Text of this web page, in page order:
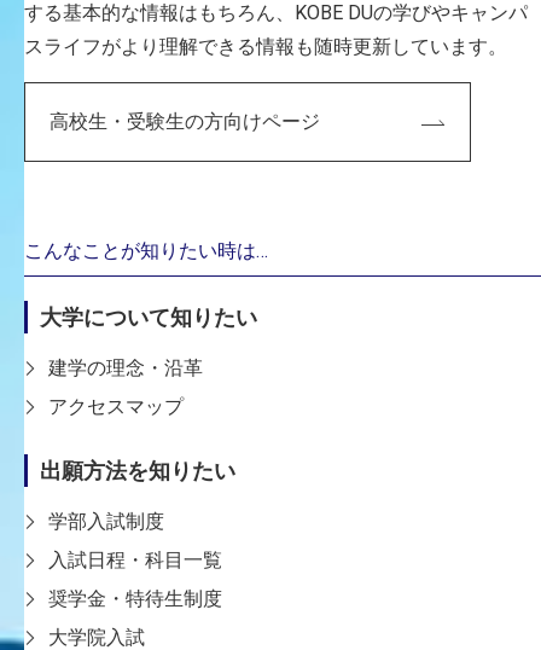
する基本的な情報はもちろん、KOBE DUの学びやキャンパ
スライフがより理解できる情報も随時更新しています。
高校生・受験生の方向けページ
こんなことが知りたい時は…
大学について知りたい
建学の理念・沿革
アクセスマップ
出願方法を知りたい
学部入試制度
入試日程・科目一覧
奨学金・特待生制度
大学院入試
申請書類送付先
※「受験上の配慮申請書在中」と封書表面に付記してく
ださい。
お問合せ先
TEL：078-794-5039
MAIL： nyushi@kobe-du.ac.jp
（平日9：00～17：30、土曜9：00～17：00）